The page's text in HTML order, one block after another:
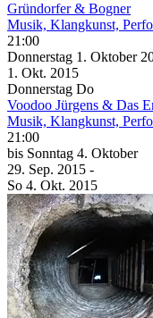
Gründorfer & Bogner
Musik, Klangkunst,
21:00
Donnerstag 1. Oktober
1. Okt. 2015
Donnerstag Do
Voodoo Jürgens & Das
Musik, Klangkunst,
21:00
bis Sonntag 4. Oktober
29. Sep. 2015 -
So 4. Okt. 2015